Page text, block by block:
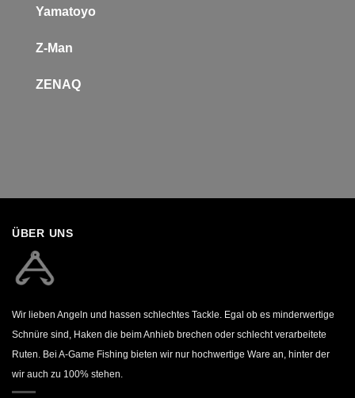
Yamatoyo
Z-Man
ZENAQ
ÜBER UNS
Wir lieben Angeln und hassen schlechtes Tackle. Egal ob es minderwertige
Schnüre sind, Haken die beim Anhieb brechen oder schlecht verarbeitete
Ruten. Bei A-Game Fishing bieten wir nur hochwertige Ware an, hinter der
wir auch zu 100% stehen.